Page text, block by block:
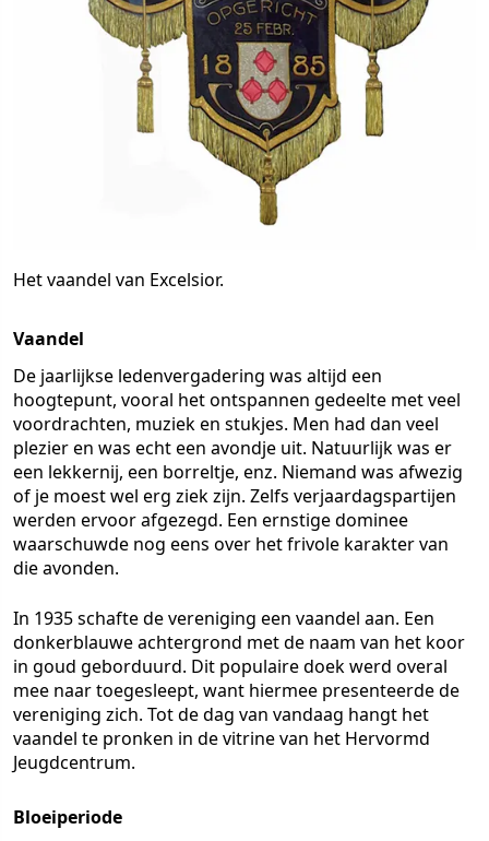
Het vaandel van Excelsior.
Vaandel
De jaarlijkse ledenvergadering was altijd een
hoogtepunt, vooral het ontspannen gedeelte met veel
voordrachten, muziek en stukjes. Men had dan veel
plezier en was echt een avondje uit. Natuurlijk was er
een lekkernij, een borreltje, enz. Niemand was afwezig
of je moest wel erg ziek zijn. Zelfs verjaardagspartijen
werden ervoor afgezegd. Een ernstige dominee
waarschuwde nog eens over het frivole karakter van
die avonden.
In 1935 schafte de vereniging een vaandel aan. Een
donkerblauwe achtergrond met de naam van het koor
in goud geborduurd. Dit populaire doek werd overal
mee naar toegesleept, want hiermee presenteerde de
vereniging zich. Tot de dag van vandaag hangt het
vaandel te pronken in de vitrine van het Hervormd
Jeugdcentrum.
Bloeiperiode